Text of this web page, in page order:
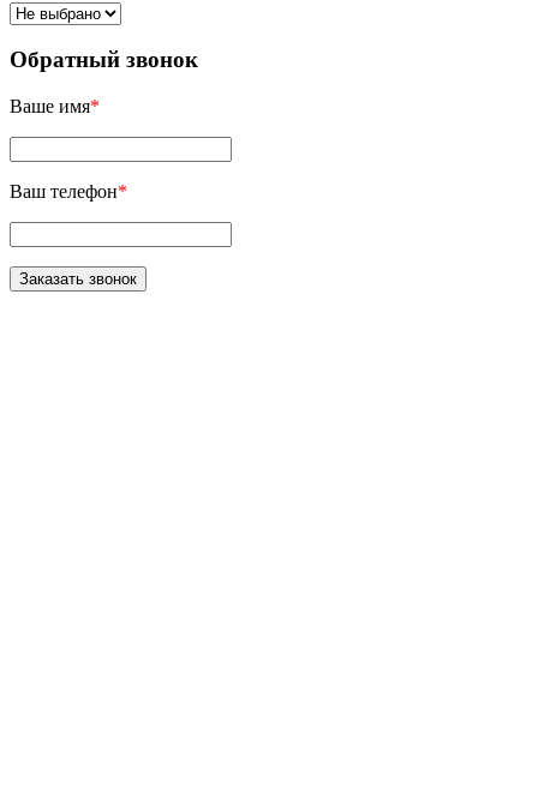
Обратный звонок
Ваше имя*
Ваш телефон*